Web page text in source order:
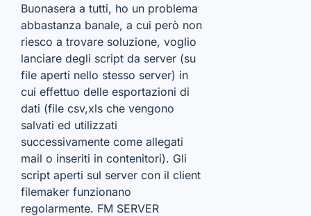
Buonasera a tutti, ho un problema
abbastanza banale, a cui però non
riesco a trovare soluzione, voglio
lanciare degli script da server (su
file aperti nello stesso server) in
cui effettuo delle esportazioni di
dati (file csv,xls che vengono
salvati ed utilizzati
successivamente come allegati
mail o inseriti in contenitori). Gli
script aperti sul server con il client
filemaker funzionano
regolarmente. FM SERVER